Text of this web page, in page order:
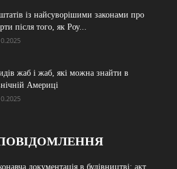
із найсуворішими законами про
після того, як Роу...
жаб і жаб, які можна знайти в
Америці
документація в будівництві: акт